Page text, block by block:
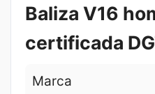
Baliza V16
certificada
Marca